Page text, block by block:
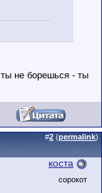
не борешься - ты
#2 (permalink)
коста
сорокот